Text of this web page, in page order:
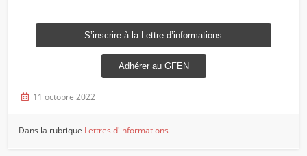
S’inscrire à la Lettre d’informations
Adhérer au GFEN
11 octobre 2022
Dans la rubrique Lettres d'informations